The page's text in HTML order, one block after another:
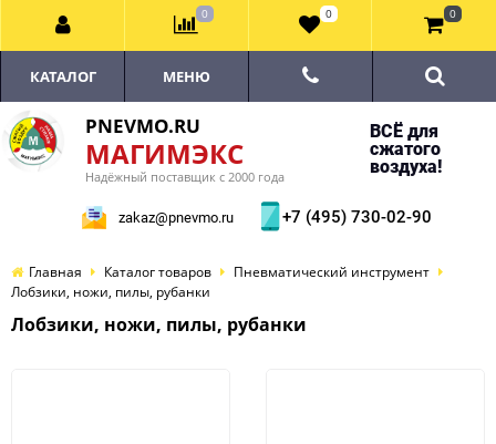
PNEVMO.RU
МАГИМЭКС
Надёжный поставщик с 2000 года
ВСЁ для
сжатого
воздуха!
zakaz@pnevmo.ru +7 (495) 730-02-90
КАТАЛОГ МЕНЮ
Главная Каталог товаров
Пневматический инструмент
Лобзики, ножи, пилы, рубанки
Лобзики, ножи, пилы, рубанки
0 0 0